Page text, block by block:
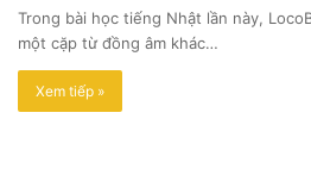
Trong bài học tiếng Nhật lần này,
một cặp từ đồng âm khác…
Xem tiếp »